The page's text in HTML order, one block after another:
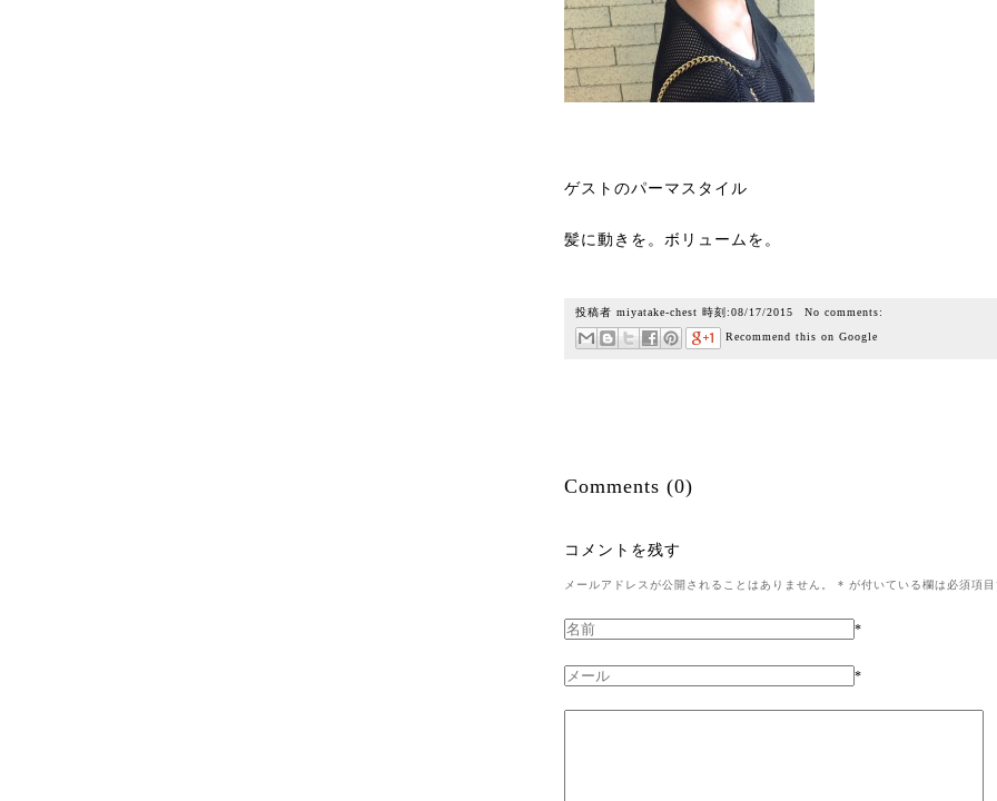
ゲストのパーマスタイル
髪に動きを。ボリュームを。
投稿者 miyatake-chest 時刻:08/17/2015 No comments:
Recommend this on Google
Comments (0)
コメントを残す
メールアドレスが公開されることはありません。 * が付いている欄は必須項
*
*